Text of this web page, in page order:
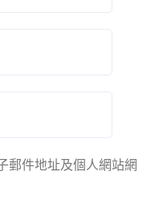
郵件地址及個人網站網